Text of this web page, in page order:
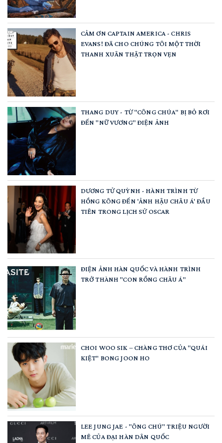
CẢM ƠN CAPTAIN AMERICA - CHRIS
EVANS! ĐÃ CHO CHÚNG TÔI MỘT THỜI
THANH XUÂN THẬT TRỌN VẸN
THANG DUY - TỪ "CÔNG CHÚA" BỊ BỎ RƠI
ĐẾN "NỮ VƯƠNG" ĐIỆN ẢNH
DƯƠNG TỬ QUỲNH - HÀNH TRÌNH TỪ
HỒNG KÔNG ĐẾN 'ẢNH HẬU CHÂU Á' ĐẦU
TIÊN TRONG LỊCH SỬ OSCAR
ĐIỆN ẢNH HÀN QUỐC VÀ HÀNH TRÌNH
TRỞ THÀNH "CON RỒNG CHÂU Á"
CHOI WOO SIK – CHÀNG THƠ CỦA "QUÁI
KIỆT" BONG JOON HO
LEE JUNG JAE - "ÔNG CHÚ" TRIỆU NGƯỜI
MÊ CỦA ĐẠI HÀN DÂN QUỐC